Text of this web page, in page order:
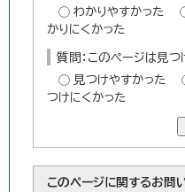
わかりやすかった
かりにくかった
質問：このページは見つ
見つけやすかった
つけにくかった
このページに関するお問